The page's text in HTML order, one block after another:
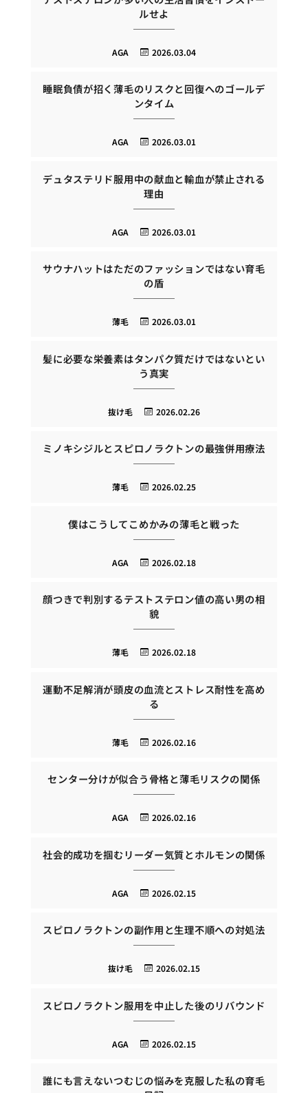
ルせよ
2026.03.04
AGA
睡眠負債が招く薄毛のリスクと回復へのゴールデ
ンタイム
2026.03.01
AGA
デュタステリド服用中の献血と輸血が禁止される
理由
2026.03.01
AGA
サウナハットはただのファッションではない育毛
の盾
2026.03.01
薄毛
髪に必要な栄養素はタンパク質だけではないとい
う真実
2026.02.26
抜け毛
ミノキシジルとスピロノラクトンの最強併用療法
2026.02.25
薄毛
僕はこうしてこめかみの薄毛と戦った
2026.02.18
AGA
顔つきで判別するテストステロン値の高い男の相
貌
2026.02.18
薄毛
運動不足解消が頭皮の血流とストレス耐性を高め
る
2026.02.16
薄毛
センター分けが似合う骨格と薄毛リスクの関係
2026.02.16
AGA
社会的成功を掴むリーダー気質とホルモンの関係
2026.02.15
AGA
スピロノラクトンの副作用と生理不順への対処法
2026.02.15
抜け毛
スピロノラクトン服用を中止した後のリバウンド
2026.02.15
AGA
誰にも言えないつむじの悩みを克服した私の育毛